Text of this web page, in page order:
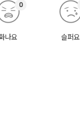
나요
0
슬퍼요